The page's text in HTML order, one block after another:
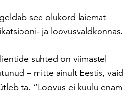
see olukord laiemat
ja loovusvaldkonnas.
suhted on viimastel
– mitte ainult Eestis, vaid
ta. “Loovus ei kuulu enam